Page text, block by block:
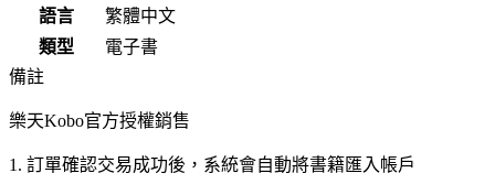
語言
繁體中文
類型
電子書
備註
樂天Kobo官方授權銷售
1. 訂單確認交易成功後，系統會自動將書籍匯入帳戶